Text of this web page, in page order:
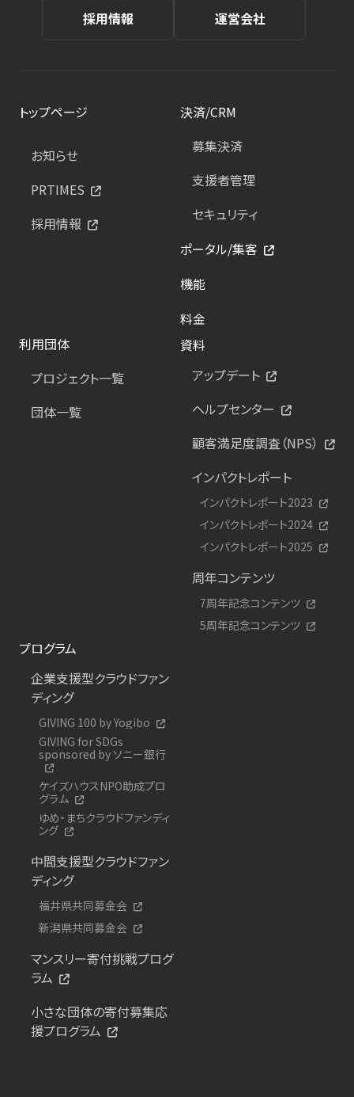
採用情報 運営会社
トップページ
お知らせ
PRTIMES
採用情報
決済/CRM
募集決済
支援者管理
セキュリティ
ポータル/集客
機能
料金
利用団体
プロジェクト一覧
団体一覧
資料
アップデート
ヘルプセンター
顧客満足度調査（NPS）
インパクトレポート
インパクトレポート2023
インパクトレポート2024
インパクトレポート2025
周年コンテンツ
7周年記念コンテンツ
5周年記念コンテンツ
プログラム
企業支援型クラウドファン
ディング
GIVING 100 by Yogibo
GIVING for SDGs
sponsored by ソニー銀行
ケイズハウスNPO助成プロ
グラム
ゆめ・まちクラウドファンディ
ング
中間支援型クラウドファン
ディング
福井県共同募金会
新潟県共同募金会
マンスリー寄付挑戦プログ
ラム
小さな団体の寄付募集応
援プログラム